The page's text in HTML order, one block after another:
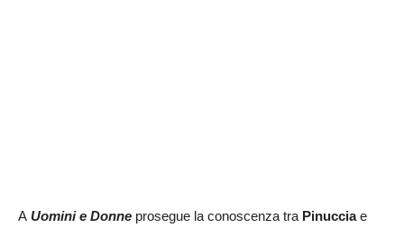
A Uomini e Donne prosegue la conoscenza traPinucciae